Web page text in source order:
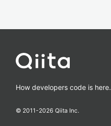
How developers code is here.
© 2011-2026 Qiita Inc.